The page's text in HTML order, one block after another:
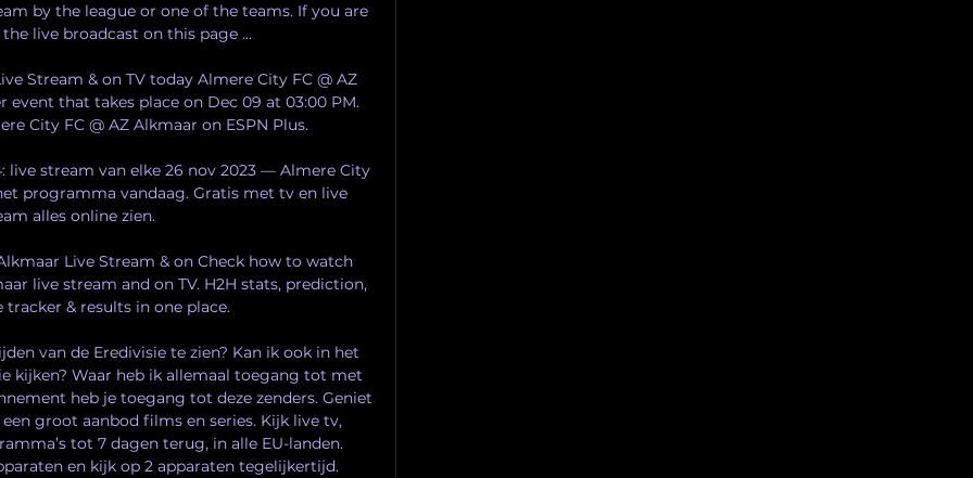
by the league or one of the teams. If you are
live broadcast on this page ...
Stream & on TV today Almere City FC @ AZ
event that takes place on Dec 09 at 03:00 PM.
City FC @ AZ Alkmaar on ESPN Plus.
live stream van elke 26 nov 2023 — Almere City
programma vandaag. Gratis met tv en live
alles online zien.
Live Stream & on Check how to watch
live stream and on TV. H2H stats, prediction,
tracker & results in one place.
van de Eredivisie te zien? Kan ik ook in het
kijken? Waar heb ik allemaal toegang tot met
heb je toegang tot deze zenders. Geniet
groot aanbod films en series. Kijk live tv,
tot 7 dagen terug, in alle EU-landen.
en kijk op 2 apparaten tegelijkertijd.